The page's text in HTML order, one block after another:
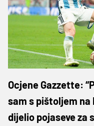
Ocjene Gazzette:
sam s pištoljem na
dijelio pojaseve za